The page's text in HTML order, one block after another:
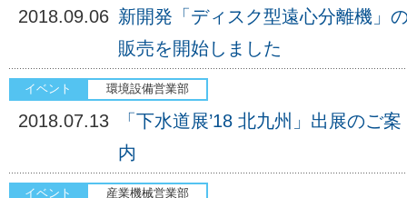
2018.09.06 新開発「ディスク型遠心分離機」
販売を開始しました
2018.07.13
「下水道展’18 北九州」出展のご案
内